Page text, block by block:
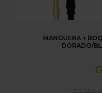
MANGUERA +
DORADO/